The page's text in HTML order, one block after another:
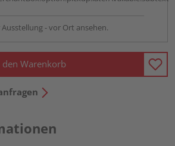
- vor Ort ansehen.
den Warenkorb